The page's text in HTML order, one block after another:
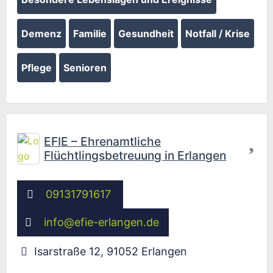
Demenz Familie Gesundheit Notfall / Krise
Pflege Senioren
EFIE – Ehrenamtliche
Flüchtlingsbetreuung in Erlangen
09131791617
info@efie-erlangen.de
Isarstraße 12, 91052 Erlangen